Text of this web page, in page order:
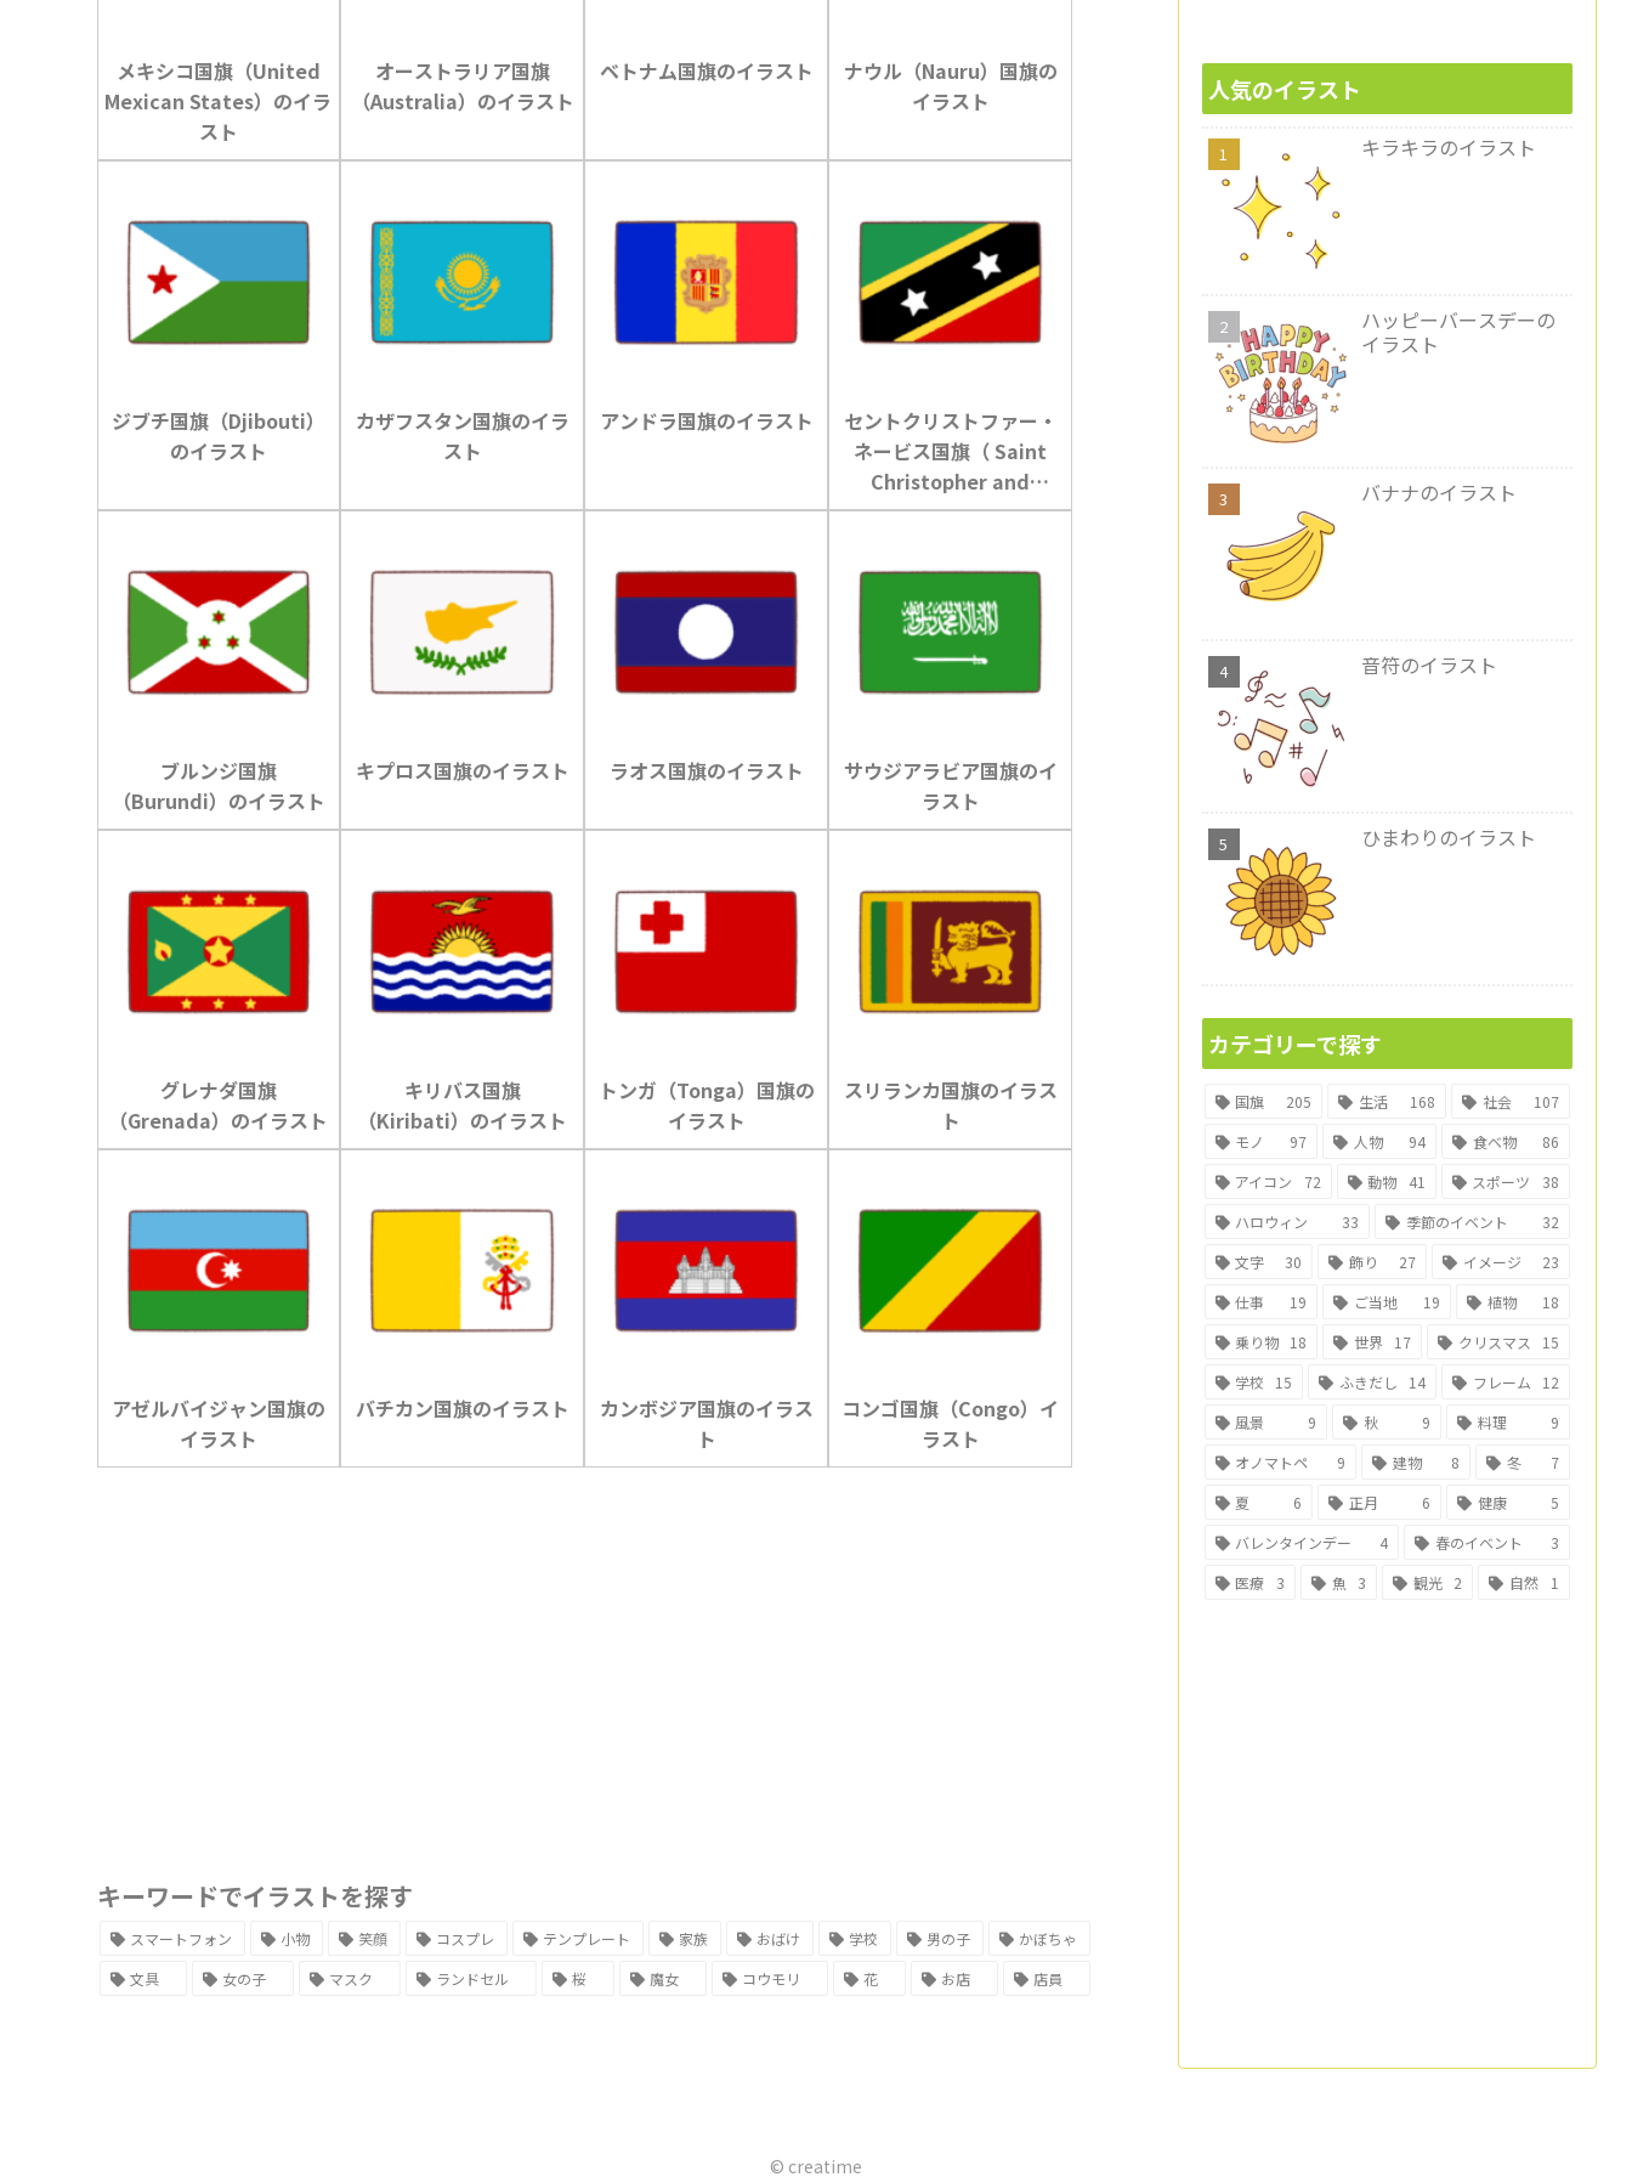
メキシコ国旗（United
Mexican States）のイラ
スト
オーストラリア国旗
（Australia）のイラスト
ベトナム国旗のイラスト
ナウル（Nauru）国旗の
イラスト
ジブチ国旗（Djibouti）
のイラスト
カザフスタン国旗のイラ
スト
アンドラ国旗のイラスト
セントクリストファー・
ネービス国旗（ Saint
Christopher and
Nevis）のイラスト
ブルンジ国旗
（Burundi）のイラスト
キプロス国旗のイラスト ラオス国旗のイラスト
サウジアラビア国旗のイ
ラスト
グレナダ国旗
（Grenada）のイラスト
キリバス国旗
（Kiribati）のイラスト
トンガ（Tonga）国旗の
イラスト
スリランカ国旗のイラス
ト
アゼルバイジャン国旗の
イラスト
バチカン国旗のイラスト
カンボジア国旗のイラス
ト
コンゴ国旗（Congo）イ
ラスト
キーワードでイラストを探す
スマートフォン 小物 笑顔 コスプレ テンプレート 家族 おばけ 学校 男の子
かぼちゃ
文具
女の子 マスク ランドセル 桜 魔女 コウモリ 花 お店 店員
人気のイラスト
キラキラのイラスト
ハッピーバースデーの
イラスト
バナナのイラスト
音符のイラスト
ひまわりのイラスト
カテゴリーで探す
国旗 205 生活 168 社会
107
モノ
97 人物 94 食べ物
86
アイコン
72 動物 41 スポーツ
38
ハロウィン
33 季節のイベント
32
文字
30 飾り 27 イメージ
23
仕事
19 ご当地 19 植物
18
乗り物 18 世界 17 クリスマス
15
学校
15 ふきだし 14 フレーム
12
風景
9 秋 9 料理
9
オノマトペ
9 建物 8 冬
7
夏
6 正月 6 健康
5
バレンタインデー
4 春のイベント
3
医療
3 魚 3 観光 2 自然 1
© creatime